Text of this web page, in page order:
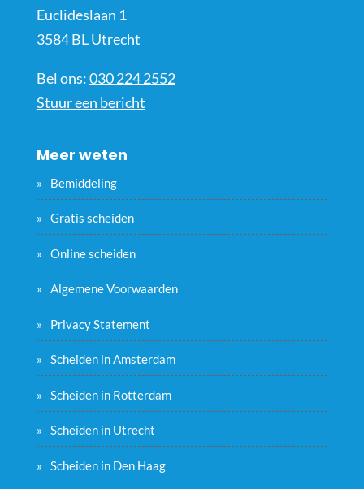
Euclideslaan 1
3584 BL Utrecht
Bel ons:030 224 2552
Stuur een bericht
Meer weten
Bemiddeling
Gratis scheiden
Online scheiden
Algemene Voorwaarden
Privacy Statement
Scheiden in Amsterdam
Scheiden in Rotterdam
Scheiden in Utrecht
Scheiden in Den Haag